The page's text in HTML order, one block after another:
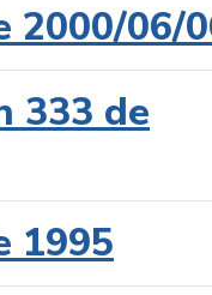
2000/06/
333 de
1995